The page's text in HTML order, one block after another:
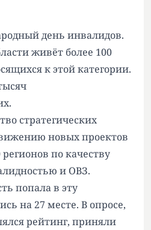
день инвалидов.
живёт более 100
к этой категории.
стратегических
новых проектов
по качеству
и ОВЗ.
попала в эту
на 27 месте. В опросе,
рейтинг, приняли